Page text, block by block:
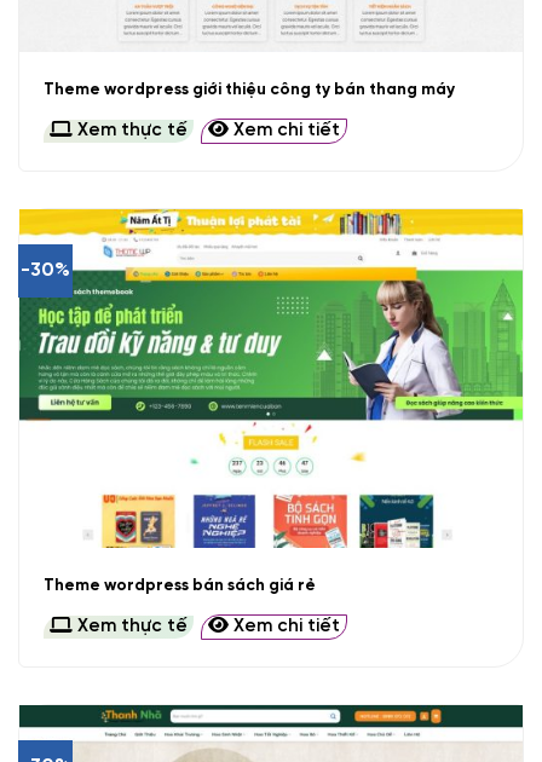
Theme wordpress giới thiệu công ty bán thang máy
Xem thực tế Xem chi tiết
-30%
Theme wordpress bán sách giá rẻ
Xem thực tế Xem chi tiết